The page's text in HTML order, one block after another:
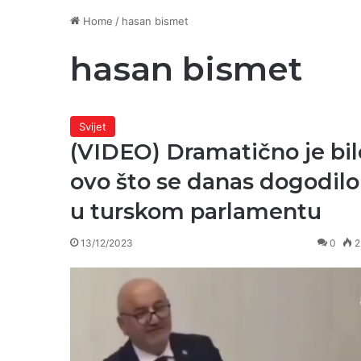
Home / hasan bismet
hasan bismet
Svijet
(VIDEO) Dramatično je
ovo što se danas dogodilo
u turskom parlamentu
13/12/2023 0